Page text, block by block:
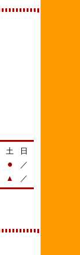
土
日
●
／
▲ ／